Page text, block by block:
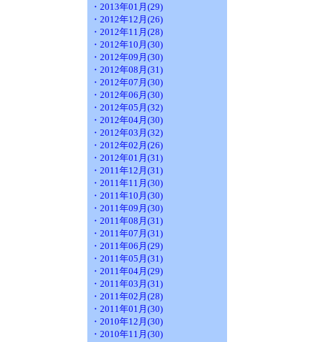
・2013年01月(29)
・2012年12月(26)
・2012年11月(28)
・2012年10月(30)
・2012年09月(30)
・2012年08月(31)
・2012年07月(30)
・2012年06月(30)
・2012年05月(32)
・2012年04月(30)
・2012年03月(32)
・2012年02月(26)
・2012年01月(31)
・2011年12月(31)
・2011年11月(30)
・2011年10月(30)
・2011年09月(30)
・2011年08月(31)
・2011年07月(31)
・2011年06月(29)
・2011年05月(31)
・2011年04月(29)
・2011年03月(31)
・2011年02月(28)
・2011年01月(30)
・2010年12月(30)
・2010年11月(30)